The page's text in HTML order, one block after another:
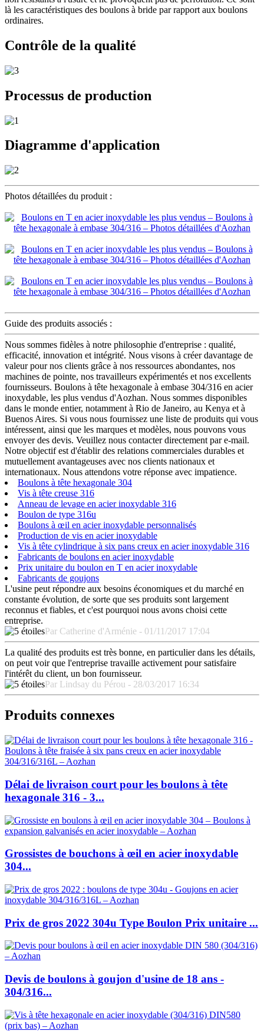
là les caractéristiques des boulons à bride par rapport aux boulons
ordinaires.
Contrôle de la qualité
Processus de production
Diagramme d'application
Photos détaillées du produit :
Guide des produits associés :
Nous sommes fidèles à notre philosophie d'entreprise : qualité,
efficacité, innovation et intégrité. Nous visons à créer davantage de
valeur pour nos clients grâce à nos ressources abondantes, nos
machines de pointe, nos travailleurs expérimentés et nos excellents
fournisseurs. Boulons à tête hexagonale à embase 304/316 en acier
inoxydable, les plus vendus d'Aozhan. Nous sommes disponibles
dans le monde entier, notamment à Rio de Janeiro, au Kenya et à
Buenos Aires. Si vous nous fournissez une liste de produits qui vous
intéressent, ainsi que les marques et modèles, nous pouvons vous
envoyer des devis. Veuillez nous contacter directement par e-mail.
Notre objectif est d'établir des relations commerciales durables et
mutuellement avantageuses avec nos clients nationaux et
internationaux. Nous attendons votre réponse avec impatience.
Boulons à tête hexagonale 304
Vis à tête creuse 316
Anneau de levage en acier inoxydable 316
Boulon de type 316u
Boulons à œil en acier inoxydable personnalisés
Production de vis en acier inoxydable
Vis à tête cylindrique à six pans creux en acier inoxydable 316
Fabricants de boulons en acier inoxydable
Prix unitaire du boulon en T en acier inoxydable
Fabricants de goujons
L'usine peut répondre aux besoins économiques et du marché en
constante évolution, de sorte que ses produits sont largement
reconnus et fiables, et c'est pourquoi nous avons choisi cette
entreprise.
Par Catherine d'Arménie - 01/11/2017 17:04
La qualité des produits est très bonne, en particulier dans les détails,
on peut voir que l'entreprise travaille activement pour satisfaire
l'intérêt du client, un bon fournisseur.
Par Lindsay du Pérou - 28/03/2017 16:34
Produits connexes
Délai de livraison court pour les boulons à tête
hexagonale 316 - 3...
Grossistes de bouchons à œil en acier inoxydable
304...
Prix de gros 2022 304u Type Boulon Prix unitaire ...
Devis de boulons à goujon d'usine de 18 ans -
304/316...